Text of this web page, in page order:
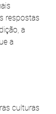
respostas
a
a
culturas